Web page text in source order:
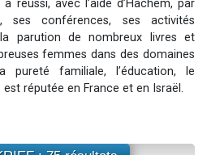
13 personnes viennent de demander une bénédiction
viennent de faire un don pour Sauvez la jambe de Yohan
49 places pour étudier en groupe sur Zoom
musiques dans Torah-Box Music
réussi, avec l’aide d’Hachem, par
ses conférences, ses activités
parution de nombreux livres et
femmes dans des domaines
familiale, l’éducation, le
réputée en France et en Israël.